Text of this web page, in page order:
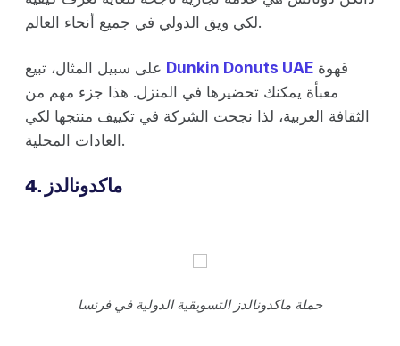
لكي ويق الدولي في جميع أنحاء العالم.
Dunkin Donuts UAE
معبأة يمكنك تحضيرها في المنزل. هذا جزء مهم من
الثقافة العربية، لذا نجحت الشركة في تكييف منتجها لكي
العادات المحلية.
4. ماكدونالدز
حملة ماكدونالدز التسويقية الدولية في فرنسا